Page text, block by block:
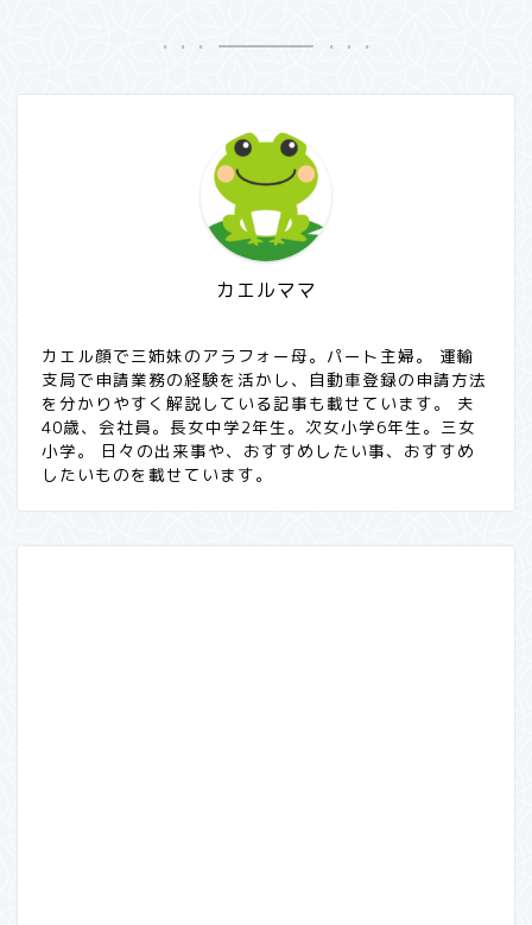
カエルママ
カエル顔で三姉妹のアラフォー母。パート主婦。 運輸
支局で申請業務の経験を活かし、自動車登録の申請方法
を分かりやすく解説している記事も載せています。 夫
40歳、会社員。長女中学2年生。次女小学6年生。三女
小学。 日々の出来事や、おすすめしたい事、おすすめ
したいものを載せています。